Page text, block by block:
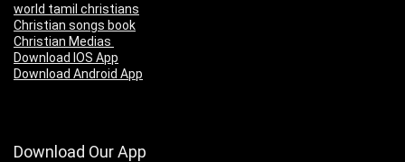
world tamil christians
Christian songs book
Christian Medias
Download IOS App
Download Android App
Download Our App